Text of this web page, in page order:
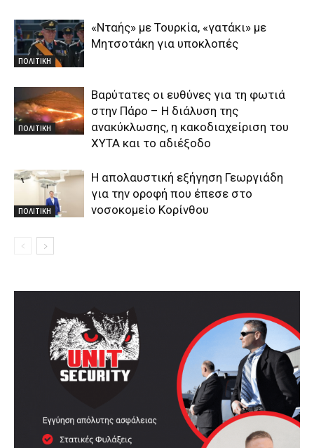
ΠΟΛΙΤΙΚΗ
«Νταής» με Τουρκία, «γατάκι» με
Μητσοτάκη για υποκλοπές
ΠΟΛΙΤΙΚΗ
Βαρύτατες οι ευθύνες για τη φωτιά
στην Πάρο – Η διάλυση της
ανακύκλωσης, η κακοδιαχείριση του
ΧΥΤΑ και το αδιέξοδο
ΠΟΛΙΤΙΚΗ
Η απολαυστική εξήγηση Γεωργιάδη
για την οροφή που έπεσε στο
νοσοκομείο Κορίνθου